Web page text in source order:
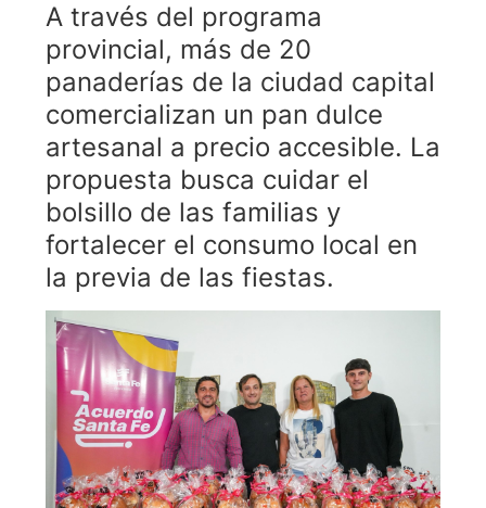
A través del programa
provincial, más de 20
panaderías de la ciudad capital
comercializan un pan dulce
artesanal a precio accesible. La
propuesta busca cuidar el
bolsillo de las familias y
fortalecer el consumo local en
la previa de las fiestas.